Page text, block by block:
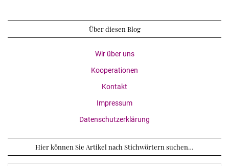
Über diesen Blog
Wir über uns
Kooperationen
Kontakt
Impressum
Datenschutzerklärung
Hier können Sie Artikel nach Stichwörtern suchen…